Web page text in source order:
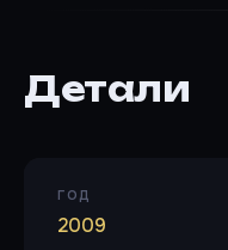
Детали
ГОД
2009